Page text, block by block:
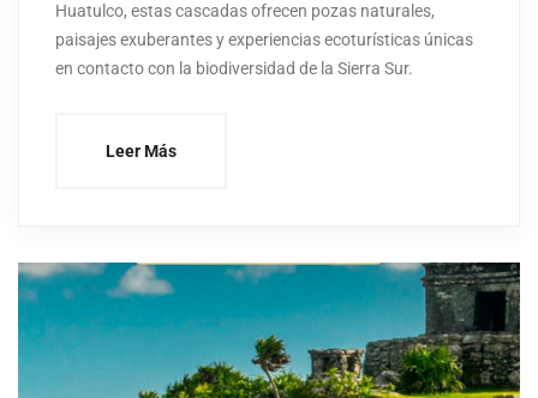
Huatulco, estas cascadas ofrecen pozas naturales,
paisajes exuberantes y experiencias ecoturísticas únicas
en contacto con la biodiversidad de la Sierra Sur.
Leer Más